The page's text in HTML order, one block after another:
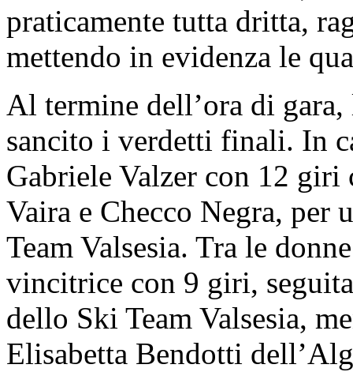
praticamente tutta dritta,
mettendo in evidenza le
Al termine dell’ora di
sancito i verdetti finali. In
Gabriele Valzer con 12 giri
Vaira e Checco Negra, per
Team Valsesia. Tra le
vincitrice con 9 giri,
dello Ski Team Valsesia,
Elisabetta Bendotti